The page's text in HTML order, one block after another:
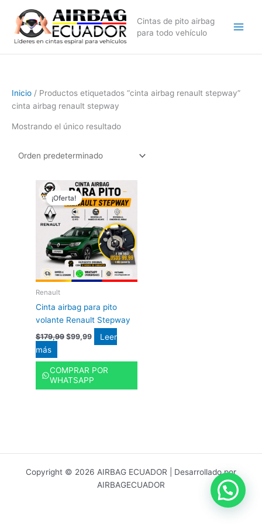
contenido
Cintas de pito airbag
para todo vehículo
Inicio / Productos etiquetados “cinta airbag renault stepway”
cinta airbag renault stepway
Mostrando el único resultado
¡Oferta!
Renault
Cinta airbag para pito
volante Renault Stepway
$179,99
precio
original
era:
$179,99.
$99,99
El
precio
actual
es:
$99,99.
Leer
más
COMPRAR POR
WHATSAPP
Copyright © 2026 AIRBAG ECUADOR | Desarrollado por
AIRBAGECUADOR